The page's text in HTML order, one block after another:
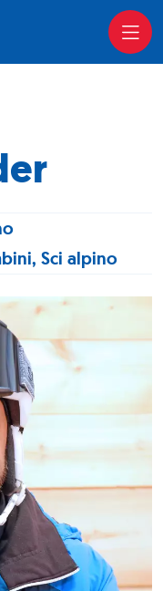
Sci alpino